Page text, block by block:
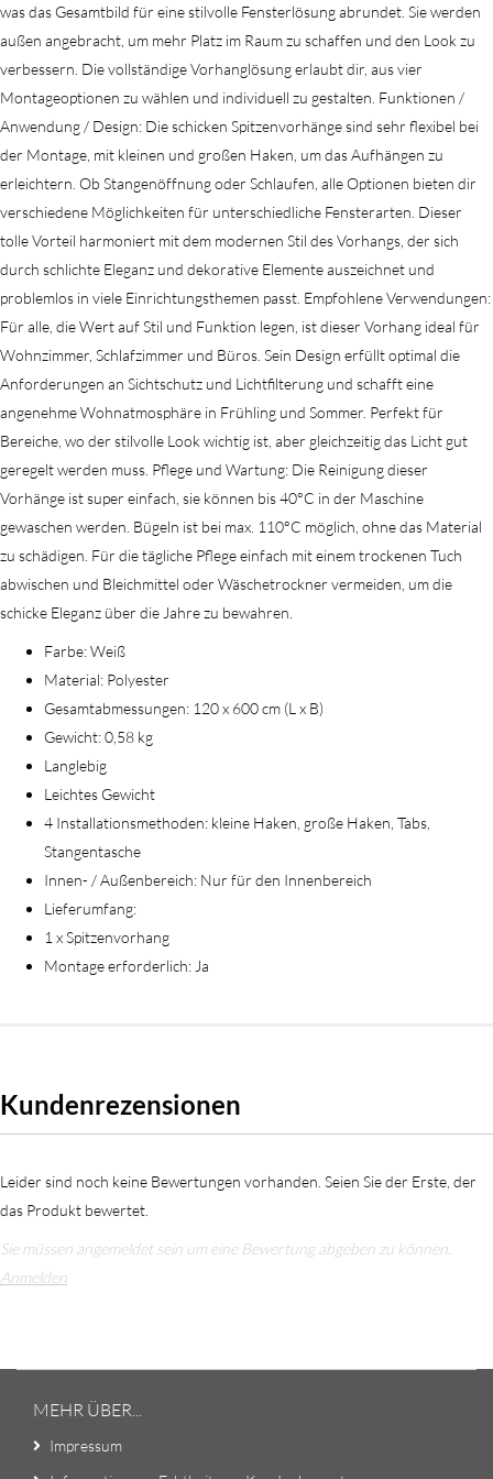
was das Gesamtbild für eine stilvolle Fensterlösung abrundet. Sie werden
außen angebracht, um mehr Platz im Raum zu schaffen und den Look zu
verbessern. Die vollständige Vorhanglösung erlaubt dir, aus vier
Montageoptionen zu wählen und individuell zu gestalten. Funktionen /
Anwendung / Design: Die schicken Spitzenvorhänge sind sehr flexibel bei
der Montage, mit kleinen und großen Haken, um das Aufhängen zu
erleichtern. Ob Stangenöffnung oder Schlaufen, alle Optionen bieten dir
verschiedene Möglichkeiten für unterschiedliche Fensterarten. Dieser
tolle Vorteil harmoniert mit dem modernen Stil des Vorhangs, der sich
durch schlichte Eleganz und dekorative Elemente auszeichnet und
problemlos in viele Einrichtungsthemen passt. Empfohlene Verwendungen:
Für alle, die Wert auf Stil und Funktion legen, ist dieser Vorhang ideal für
Wohnzimmer, Schlafzimmer und Büros. Sein Design erfüllt optimal die
Anforderungen an Sichtschutz und Lichtfilterung und schafft eine
angenehme Wohnatmosphäre in Frühling und Sommer. Perfekt für
Bereiche, wo der stilvolle Look wichtig ist, aber gleichzeitig das Licht gut
geregelt werden muss. Pflege und Wartung: Die Reinigung dieser
Vorhänge ist super einfach, sie können bis 40°C in der Maschine
gewaschen werden. Bügeln ist bei max. 110°C möglich, ohne das Material
zu schädigen. Für die tägliche Pflege einfach mit einem trockenen Tuch
abwischen und Bleichmittel oder Wäschetrockner vermeiden, um die
schicke Eleganz über die Jahre zu bewahren.
Farbe: Weiß
Material: Polyester
Gesamtabmessungen: 120 x 600 cm (L x B)
Gewicht: 0,58 kg
Langlebig
Leichtes Gewicht
4 Installationsmethoden: kleine Haken, große Haken, Tabs,
Stangentasche
Innen- / Außenbereich: Nur für den Innenbereich
Lieferumfang:
1 x Spitzenvorhang
Montage erforderlich: Ja
Kundenrezensionen
Leider sind noch keine Bewertungen vorhanden. Seien Sie der Erste, der
das Produkt bewertet.
Sie müssen angemeldet sein um eine Bewertung abgeben zu können.
Anmelden
MEHR ÜBER...
Impressum